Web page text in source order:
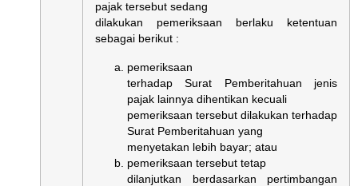
pajak tersebut sedang
dilakukan pemeriksaan berlaku ketentuan
sebagai berikut :
pemeriksaan
terhadap Surat Pemberitahuan jenis
pajak lainnya dihentikan kecuali
pemeriksaan tersebut dilakukan terhadap
Surat Pemberitahuan yang
menyetakan lebih bayar; atau
pemeriksaan tersebut tetap
dilanjutkan berdasarkan pertimbangan